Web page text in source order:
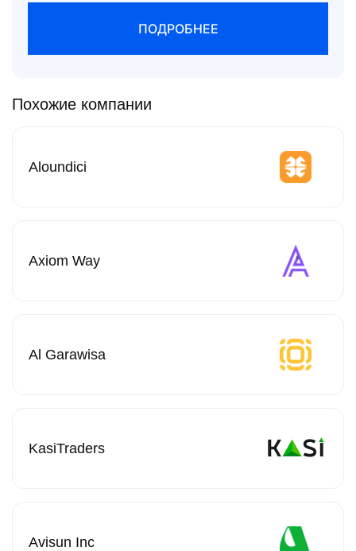
ПОДРОБНЕЕ
Похожие компании
Aloundici
Axiom Way
Al Garawisa
KasiTraders
Avisun Inc